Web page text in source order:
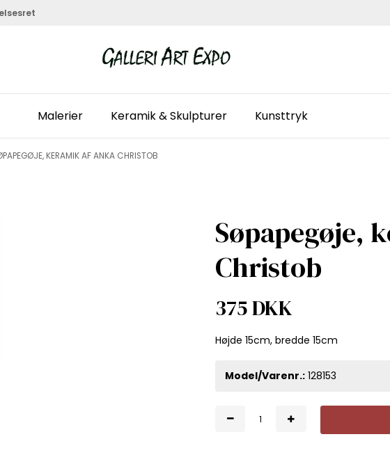
Malerier Keramik & Skulpturer Kunsttryk
KERAMIK AF ANKA CHRISTOB
Søpapegøje,
Christob
375 DKK
Højde 15cm, bredde 15cm
Model/Varenr.: 128153